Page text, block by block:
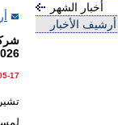
أخبار الشهر
أرشيف الأخبار
17